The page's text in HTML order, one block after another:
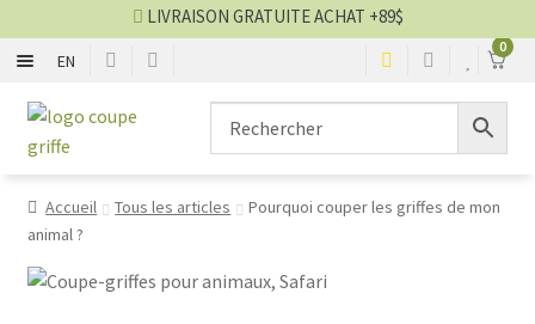
EN
0
Aller
à
navigation
Aller
au
LIVRAISON GRATUITE ACHAT +89$
STYLE CISEAU
LIME ET MEULE
Accueil Tous les articles
Pourquoi couper les griffes de mon
animal ?